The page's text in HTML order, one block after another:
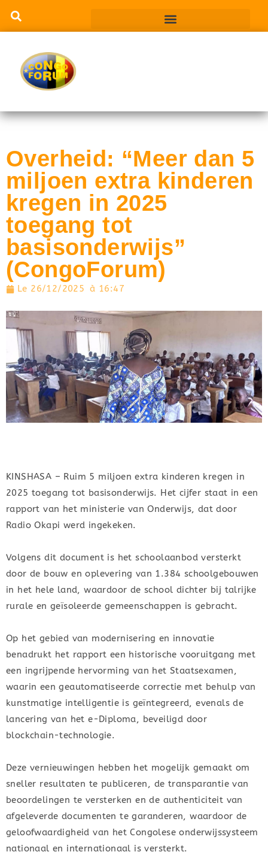
Overheid: “Meer dan 5
miljoen extra kinderen
kregen in 2025
toegang tot
basisonderwijs”
(CongoForum)
Le 26/12/2025 à 16:47
KINSHASA – Ruim 5 miljoen extra kinderen kregen in
2025 toegang tot basisonderwijs. Het cijfer staat in een
rapport van het ministerie van Onderwijs, dat door
Radio Okapi werd ingekeken.
Volgens dit document is het schoolaanbod versterkt
door de bouw en oplevering van 1.384 schoolgebouwen
in het hele land, waardoor de school dichter bij talrijke
rurale en geïsoleerde gemeenschappen is gebracht.
Op het gebied van modernisering en innovatie
benadrukt het rapport een historische vooruitgang met
een ingrijpende hervorming van het Staatsexamen,
waarin een geautomatiseerde correctie met behulp van
kunstmatige intelligentie is geïntegreerd, evenals de
lancering van het e-Diploma, beveiligd door
blockchain-technologie.
Deze vernieuwingen hebben het mogelijk gemaakt om
sneller resultaten te publiceren, de transparantie van
beoordelingen te versterken en de authenticiteit van
afgeleverde documenten te garanderen, waardoor de
geloofwaardigheid van het Congolese onderwijssysteem
nationaal en internationaal is versterkt.